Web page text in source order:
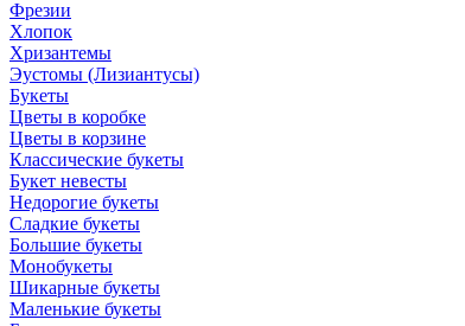
Фрезии
Хлопок
Хризантемы
Эустомы (Лизиантусы)
Букеты
Цветы в коробке
Цветы в корзине
Классические букеты
Букет невесты
Недорогие букеты
Сладкие букеты
Большие букеты
Монобукеты
Шикарные букеты
Маленькие букеты